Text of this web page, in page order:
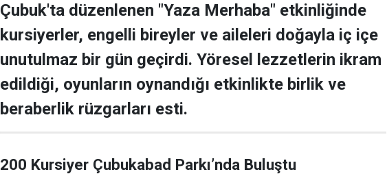
Çubuk'ta düzenlenen "Yaza Merhaba" etkinliğinde
kursiyerler, engelli bireyler ve aileleri doğayla iç içe
unutulmaz bir gün geçirdi. Yöresel lezzetlerin ikram
edildiği, oyunların oynandığı etkinlikte birlik ve
beraberlik rüzgarları esti.
200 Kursiyer Çubukabad Parkı’nda Buluştu